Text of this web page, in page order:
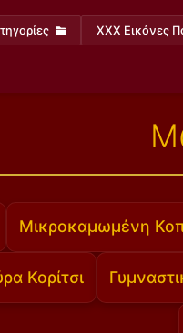
XXX Εικόνες
Μικροκαμωμένη
Κορίτσι